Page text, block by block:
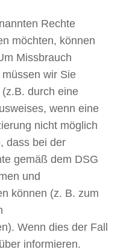
Rechte
möchten, können
Missbrauch
wir Sie
durch eine
wenn eine
nicht möglich
dass bei der
gemäß dem DSG
und
können (z. B. zum
Wenn dies der Fall
informieren.